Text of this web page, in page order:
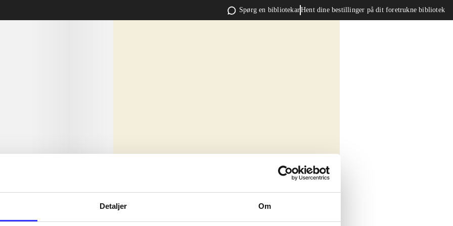
Detaljer Om
Spørg en bibliotekarHent dine bestillinger på dit foretrukne bibliotek
sit amet ...
sit amet ...